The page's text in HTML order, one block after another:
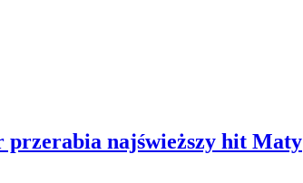
najświeższy hit Maty